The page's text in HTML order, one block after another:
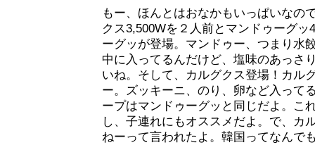
もー、ほんとはおなかもいっぱいなの
クス3,500Wを２人前とマンドゥーグ
ーグッが登場。マンドゥー、つまり水
中に入ってるんだけど、塩味のあっさ
いね。そして、カルグクス登場！カル
ー。ズッキーニ、のり、卵など入って
ープはマンドゥーグッと同じだよ。こ
し、子連れにもオススメだよ。で、カ
ねーって言われたよ。韓国ってなんで